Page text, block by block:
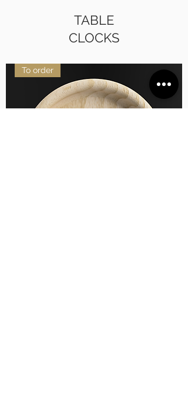
TABLE
CLOCKS
To order